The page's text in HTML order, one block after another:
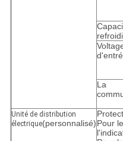
La
Unité de distribution
électrique(personnalisé)Pour